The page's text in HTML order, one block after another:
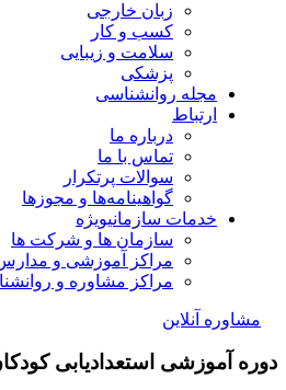
زبان خارجی
کسب و کار
سلامت و زیبایی
پزشکی
مجله روانشناسی
ارتباط
درباره ما
تماس با ما
سوالات پرتکرار
گواهینامه‌ها و مجوزها
خدمات سازمانیویژه
سازمان ها و شرکت ها
مراکز آموزشی و
مراکز مشاوره و
مشاوره آنلاین
دوره آموزشی استعدادیابی